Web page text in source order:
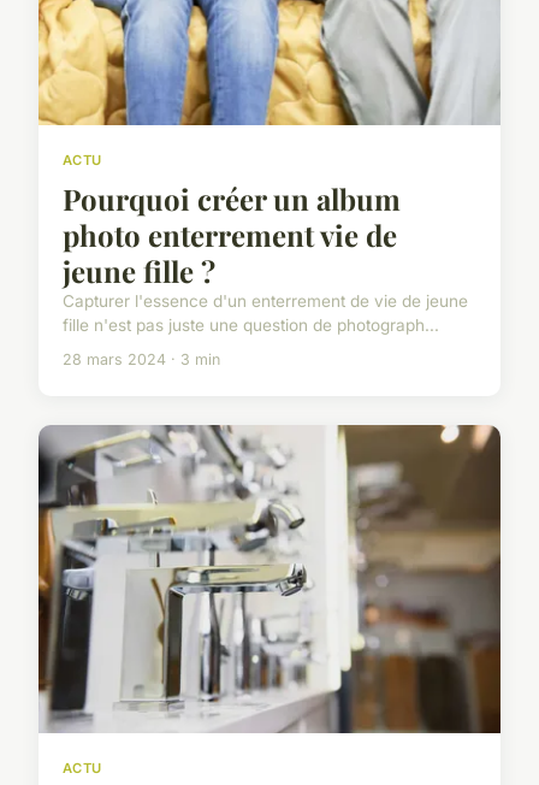
ACTU
Pourquoi créer un album
photo enterrement vie de
jeune fille ?
Capturer l'essence d'un enterrement de vie de jeune
fille n'est pas juste une question de photograph...
28 mars 2024 · 3 min
ACTU